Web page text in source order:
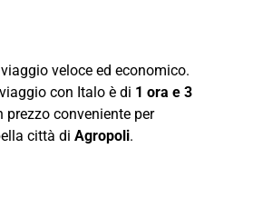
veloce ed economico.
con Italo è di 1 ora e 3
prezzo conveniente per
città di Agropoli.